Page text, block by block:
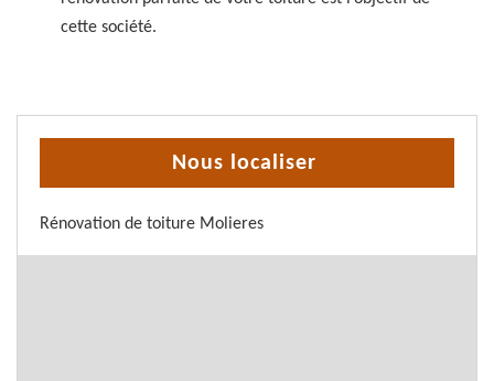
cette société.
Nous localiser
Rénovation de toiture Molieres